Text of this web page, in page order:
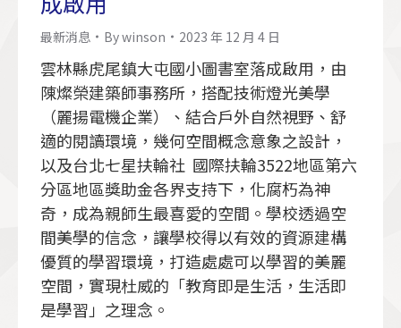
最新消息 Bywinson 2023 年 12 月 4 日
雲林縣虎尾鎮大屯國小圖書室落成啟用，由
陳燦榮建築師事務所，搭配技術燈光美學
（麗揚電機企業）、結合戶外自然視野、舒
適的閱讀環境，幾何空間概念意象之設計，
以及台北七星扶輪社 國際扶輪3522地區第六
分區地區獎助金各界支持下，化腐朽為神
奇，成為親師生最喜愛的空間。學校透過空
間美學的信念，讓學校得以有效的資源建構
優質的學習環境，打造處處可以學習的美麗
空間，實現杜威的「教育即是生活，生活即
是學習」之理念。